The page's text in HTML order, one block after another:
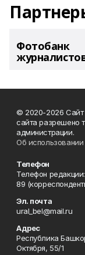
Фотобанк
© 2020-2026 Сайт
сайта разрешено
администрации.
Об
Телефон
Телефон
89
Эл. почта
ural_bel@mail.ru
Адрес
Республика
Октября, 55/1